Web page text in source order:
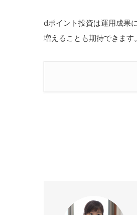
dポイント投資は運用成果
増えることも期待できます